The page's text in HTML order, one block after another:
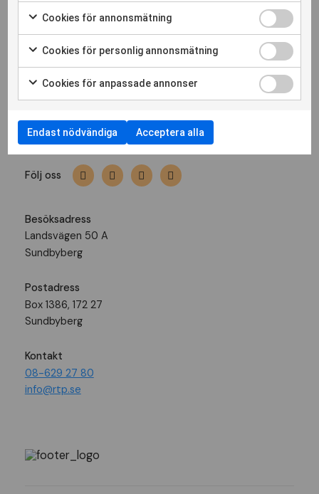
Prenumerera
Bli medlem Press
Nyheter
Hitta din förening
Medlemstidningen Liv
Följ oss
Besöksadress
Landsvägen 50 A
Sundbyberg
Postadress
Box 1386, 172 27
Sundbyberg
Kontakt
08-629 27 80
info@rtp.se
Cookies för annonsmätning
Cookies för personlig annonsmätning
Cookies för anpassade annonser
Endast nödvändiga Acceptera alla